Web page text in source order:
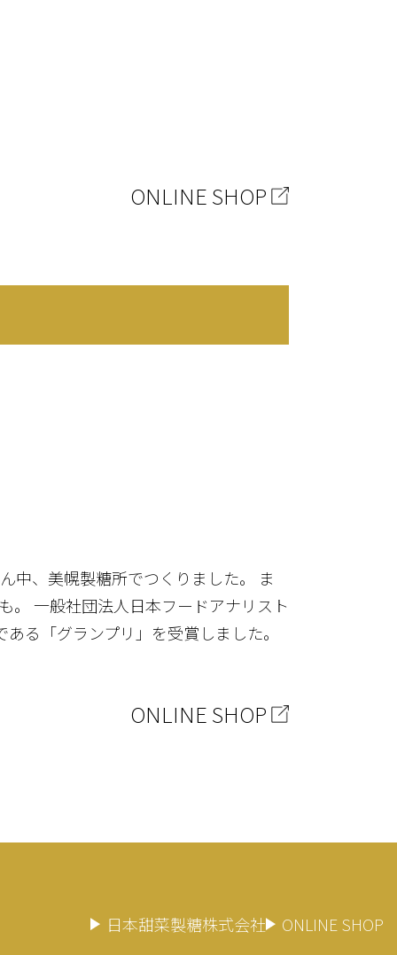
ONLINE SHOP
中、美幌製糖所でつくりました。 ま
。 一般社団法人日本フードアナリスト
る「グランプリ」を受賞しました。
ONLINE SHOP
日本甜菜製糖株式会社 ONLINE SHOP